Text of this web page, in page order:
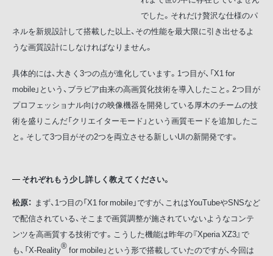
でした。それだけ贅沢な仕様のパ
ネルを新規設計して搭載した以上、その性能を最大限に引き出せるよ
うな画質設計にしなければなりません。
具体的には、大きく3つの点が進化しています。1つ目が、「X1 for
mobile」という、ブラビア由来の高画質化技術を導入したこと。2つ目が
プロフェッショナル向けの映像機器を開発している厚木のチームの技
術を盛りこんだ「クリエイターモード」という画質モードを追加したこ
と。そして3つ目がその2つを両立させる新しいUIの新開発です。
それぞれもう少し詳しく教えてください。
松原： まず、1つ目の「X1 for mobile」ですが、これはYouTubeやSNSなど
で配信されている、そこまで画質調整が施されていないようなコンテ
ンツを高画質する技術です。こうした機能は昨年の『Xperia XZ3』で
も、「X-Reality®for mobile」という形で搭載していたのですが、今回は